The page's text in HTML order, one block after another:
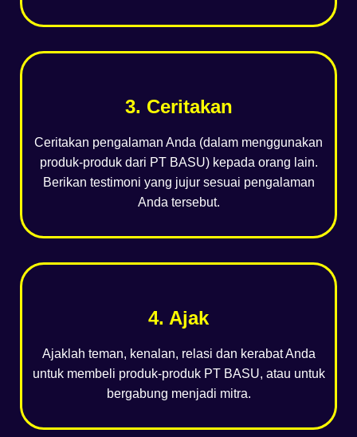
3. Ceritakan
Ceritakan pengalaman Anda (dalam menggunakan
produk-produk dari PT BASU) kepada orang lain.
Berikan testimoni yang jujur sesuai pengalaman
Anda tersebut.
4. Ajak
Ajaklah teman, kenalan, relasi dan kerabat Anda
untuk membeli produk-produk PT BASU, atau untuk
bergabung menjadi mitra.